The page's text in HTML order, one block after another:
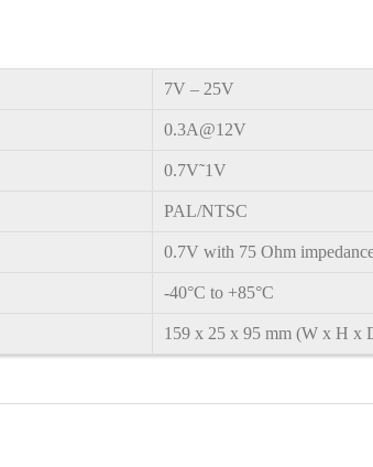
7V – 25V
0.3A@12V
0.7V˜1V
PAL/NTSC
0.7V with 75 Ohm
-40°C to +85°C
1 59 x 25 x 95 mm (W x H x